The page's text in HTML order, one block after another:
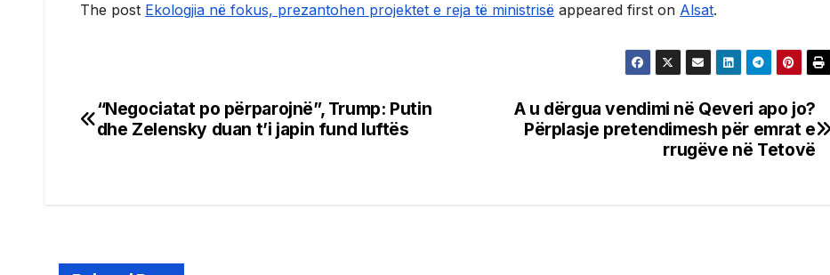
The post Ekologjia në fokus, prezantohen projektet e reja të ministrisë appeared first on Alsat.
Post
A u dërgua vendimi në Qeveri apo jo?
Përplasje pretendimesh për emrat e
rrugëve në Tetovë
“Negociatat po përparojnë”, Trump: Putin
dhe Zelensky duan t’i japin fund luftës